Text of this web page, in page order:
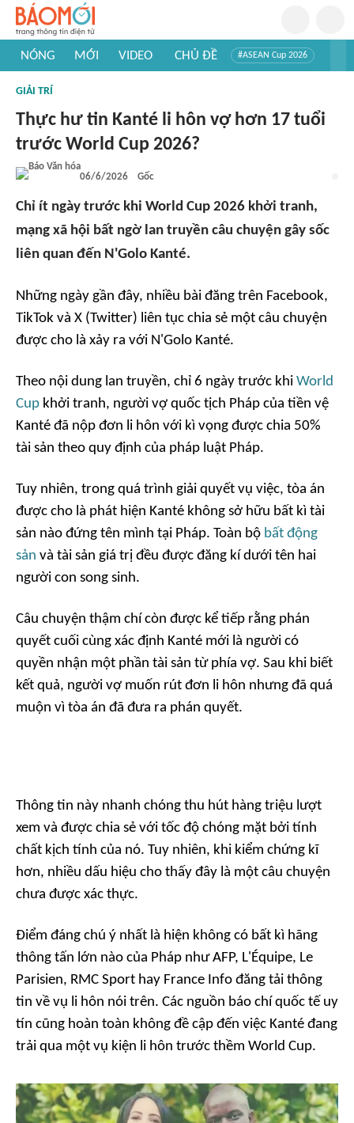
NÓNG MỚI VIDEO CHỦ ĐỀ #ASEAN Cup 2026
#Khám phá thế giới
GIẢI TRÍ
Thực hư tin Kanté li hôn vợ hơn 17 tuổi
trước World Cup 2026?
06/6/2026 Gốc
Chỉ ít ngày trước khi World Cup 2026 khởi tranh,
mạng xã hội bất ngờ lan truyền câu chuyện gây sốc
liên quan đến N'Golo Kanté.
Những ngày gần đây, nhiều bài đăng trên Facebook,
TikTok và X (Twitter) liên tục chia sẻ một câu chuyện
được cho là xảy ra với N'Golo Kanté.
Theo nội dung lan truyền, chỉ 6 ngày trước khi World
Cup khởi tranh, người vợ quốc tịch Pháp của tiền vệ
Kanté đã nộp đơn li hôn với kì vọng được chia 50%
tài sản theo quy định của pháp luật Pháp.
Tuy nhiên, trong quá trình giải quyết vụ việc, tòa án
được cho là phát hiện Kanté không sở hữu bất kì tài
sản nào đứng tên mình tại Pháp. Toàn bộ bất động
sản và tài sản giá trị đều được đăng kí dưới tên hai
người con song sinh.
Câu chuyện thậm chí còn được kể tiếp rằng phán
quyết cuối cùng xác định Kanté mới là người có
quyền nhận một phần tài sản từ phía vợ. Sau khi biết
kết quả, người vợ muốn rút đơn li hôn nhưng đã quá
muộn vì tòa án đã đưa ra phán quyết.
Thông tin này nhanh chóng thu hút hàng triệu lượt
xem và được chia sẻ với tốc độ chóng mặt bởi tính
chất kịch tính của nó. Tuy nhiên, khi kiểm chứng kĩ
hơn, nhiều dấu hiệu cho thấy đây là một câu chuyện
chưa được xác thực.
Điểm đáng chú ý nhất là hiện không có bất kì hãng
thông tấn lớn nào của Pháp như AFP, L'Équipe, Le
Parisien, RMC Sport hay France Info đăng tải thông
tin về vụ li hôn nói trên. Các nguồn báo chí quốc tế uy
tín cũng hoàn toàn không đề cập đến việc Kanté đang
trải qua một vụ kiện li hôn trước thềm World Cup.